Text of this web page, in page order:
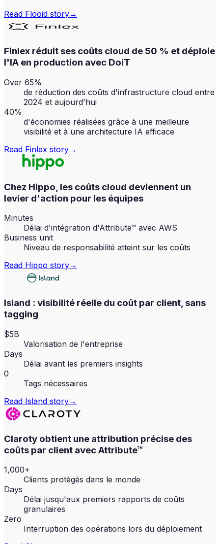
Read Flooid story→
Finlex réduit ses coûts cloud de 50 % et déploie
l'IA en production avec DoiT
Over 65%
de réduction des coûts d'infrastructure cloud entre
2024 et aujourd'hui
40%
d'économies réalisées grâce à une meilleure
visibilité et à une architecture IA efficace
Read Finlex story→
Chez Hippo, les coûts cloud deviennent un
levier d'action pour les équipes
Minutes
Délai d'intégration d'Attribute™ avec AWS
Business unit
Niveau de responsabilité atteint sur les coûts
Read Hippo story→
Island : visibilité réelle du coût par client, sans
tagging
$5B
Valorisation de l'entreprise
Days
Délai avant les premiers insights
0
Tags nécessaires
Read Island story→
Claroty obtient une attribution précise des
coûts par client avec Attribute™
1,000+
Clients protégés dans le monde
Days
Délai jusqu'aux premiers rapports de coûts
granulaires
Zero
Interruption des opérations lors du déploiement